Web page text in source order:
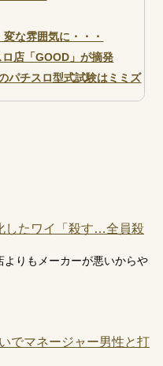
な雰囲気に・・・
店「GOOD」が摘発
パチスロ型式試験はミミズ
したワイ「殺す…全員殺
よりもメーカーが悪いからや
でマネージャー男性と打